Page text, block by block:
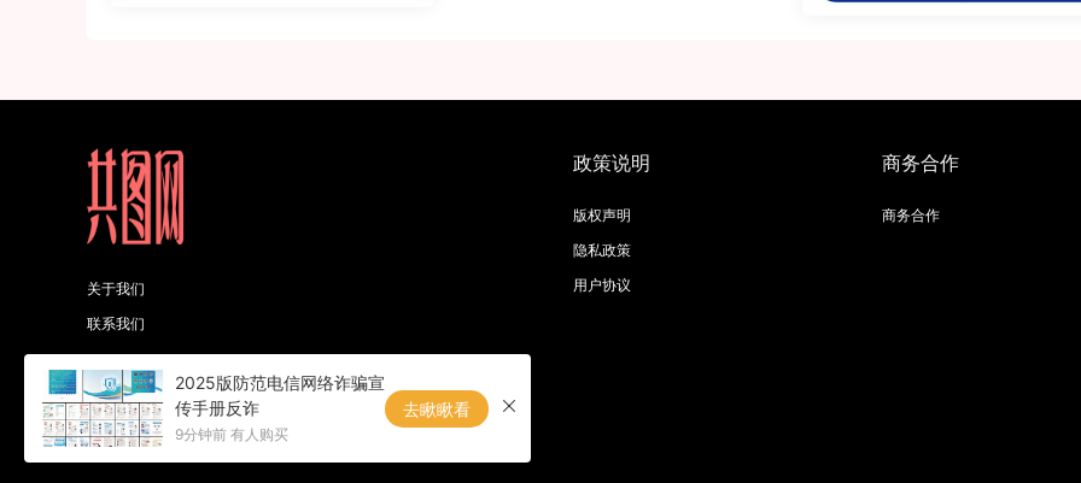
关于我们
联系我们
政策说明
版权声明
隐私政策
用户协议
商务合作
商务合作
备案号：赣ICP备2023014609号-1
2025版防范电信网络诈骗宣
传手册反诈
9分钟前 有人购买
去瞅瞅看